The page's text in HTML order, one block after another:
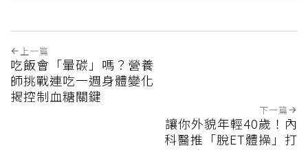
上一篇
吃飯會「暈碳」嗎？營養
師挑戰連吃一週身體變化
揭控制血糖關鍵
下一篇
讓你外貌年輕40歲！內
科醫推「脫ET體操」打